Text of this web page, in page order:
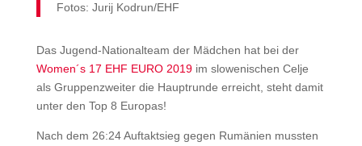
Fotos: Jurij Kodrun/EHF
Das Jugend-Nationalteam der Mädchen hat bei der
Women´s 17 EHF EURO 2019im slowenischen Celje
als Gruppenzweiter die Hauptrunde erreicht, steht damit
unter den Top 8 Europas!
Nach dem 26:24 Auftaktsieg gegen Rumänien mussten